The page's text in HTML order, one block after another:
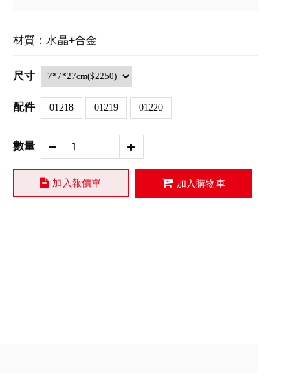
材質：水晶+合金
尺寸
配件 01218 01219 01220
數量
加入報價單 加入購物車